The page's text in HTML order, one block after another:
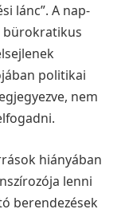
lánc”. A nap-
bürokratikus
politikai
nem
hiányában
lenni
berendezések